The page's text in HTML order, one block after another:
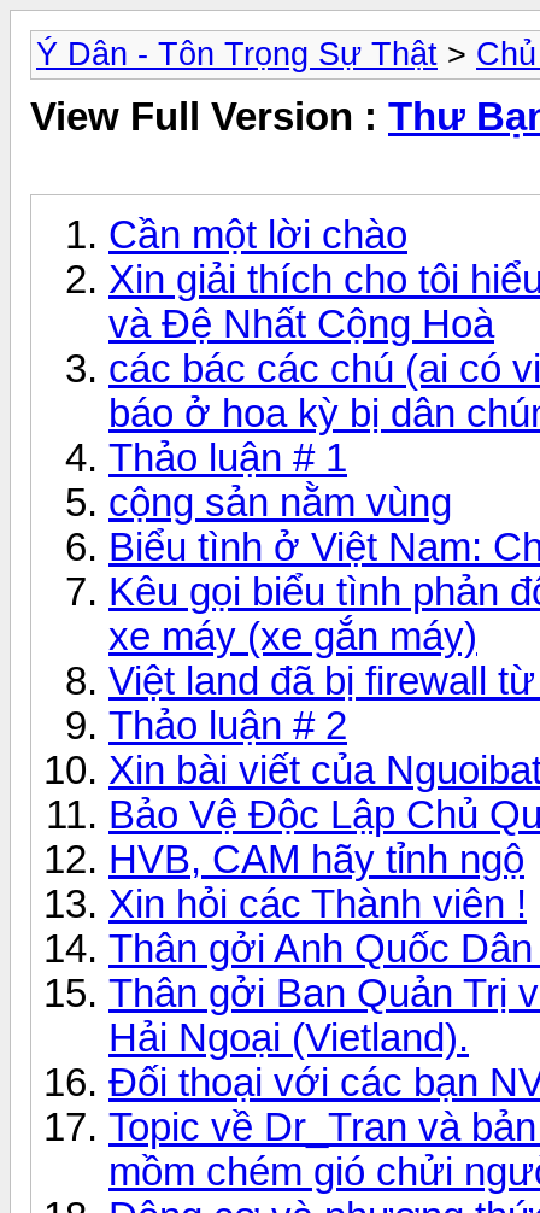
Ý Dân - Tôn Trọng Sự Thật >
View Full Version : Thư
Cần một lời chào
Xin giải thích cho tôi
và Đệ Nhất Cộng Hoà
các bác các chú (ai có
báo ở hoa kỳ bị dân
Thảo luận # 1
cộng sản nằm vùng
Biểu tình ở Việt Nam:
Kêu gọi biểu tình phản
xe máy (xe gắn máy)
Việt land đã bị firewall
Thảo luận # 2
Xin bài viết của
Bảo Vệ Độc Lập Chủ
HVB, CAM hãy tỉnh ngộ
Xin hỏi các Thành viên !
Thân gởi Anh Quốc
Thân gởi Ban Quản Trị
Hải Ngoại (Vietland).
Đối thoại với các bạn
Topic về Dr_Tran và
mồm chém gió chửi